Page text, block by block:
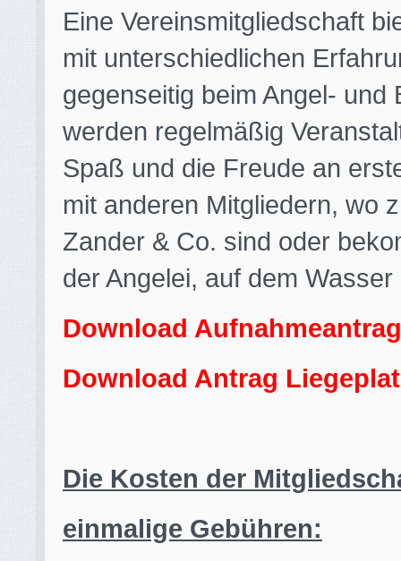
Eine Vereinsmitgliedschaft
mit unterschiedlichen
gegenseitig beim Angel-
werden regelmäßig
Spaß und die Freude an
mit anderen Mitgliedern, wo
Zander & Co. sind oder
der Angelei, auf dem
Download Aufnahmeantrag
Download Antrag
Die Kosten der
einmalige Gebühren: